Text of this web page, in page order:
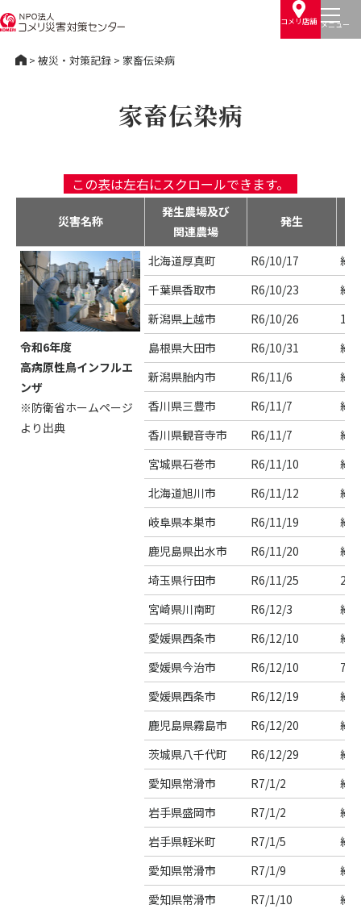
コメリ店舗
>被災・対策記録 > 家畜伝染病
家畜伝染病
災害名称
発生農場及び
関連農場
発生
令和6年度
高病原性鳥インフルエ
ンザ
※防衛省ホームページ
より出典
北海道厚真町 R6/10/17
約
千葉県香取市
R6/10/23
約
新潟県上越市
R6/10/26
島根県大田市
R6/10/31
約
新潟県胎内市
R6/11/6
約
香川県三豊市
R6/11/7
約
香川県観音寺市
R6/11/7
約
宮城県石巻市
R6/11/10
約
北海道旭川市
R6/11/12
約
岐阜県本巣市
R6/11/19
約
鹿児島県出水市
R6/11/20
約
埼玉県行田市
R6/11/25
宮崎県川南町
R6/12/3
約
愛媛県西条市
R6/12/10
約
愛媛県今治市
R6/12/10
7羽
愛媛県西条市
R6/12/19
約
鹿児島県霧島市
R6/12/20
約
茨城県八千代町
R6/12/29
約
愛知県常滑市
R7/1/2
約
岩手県盛岡市
R7/1/2
約
岩手県軽米町
R7/1/5
約
愛知県常滑市
R7/1/9
約
愛知県常滑市
R7/1/10
約